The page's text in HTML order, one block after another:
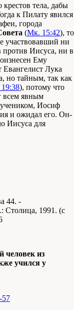
крестов тела, дабы
к Пилату явился
города
(Мк. 15:42), то
участвовавший ни
против Иисуса, ни в
Ему
Евангелист Лука
но тайным, так как
), потому что
всем явным
Иосиф
и ожидал его. Он-
Иисуса для
44. -
Столица, 1991. (с
человек из
учился у